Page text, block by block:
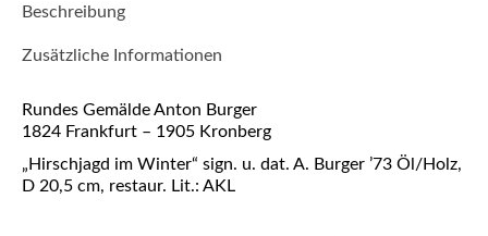
Beschreibung
Zusätzliche Informationen
Rundes Gemälde Anton Burger
1824 Frankfurt – 1905 Kronberg
„Hirschjagd im Winter“ sign. u. dat. A. Burger ’73 Öl/Holz,
D 20,5 cm, restaur. Lit.: AKL